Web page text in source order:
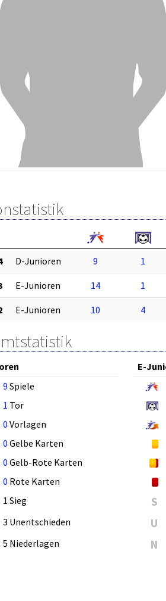
D-Junioren 9 1
E-Junioren 14 1
E-Junioren 10 4
9 Spiele
1 Tor
0 Vorlagen
0 Gelbe Karten
0 Gelb-Rote Karten
0 Rote Karten
1 Sieg
3 Unentschieden
5 Niederlagen
E-
S
U
N